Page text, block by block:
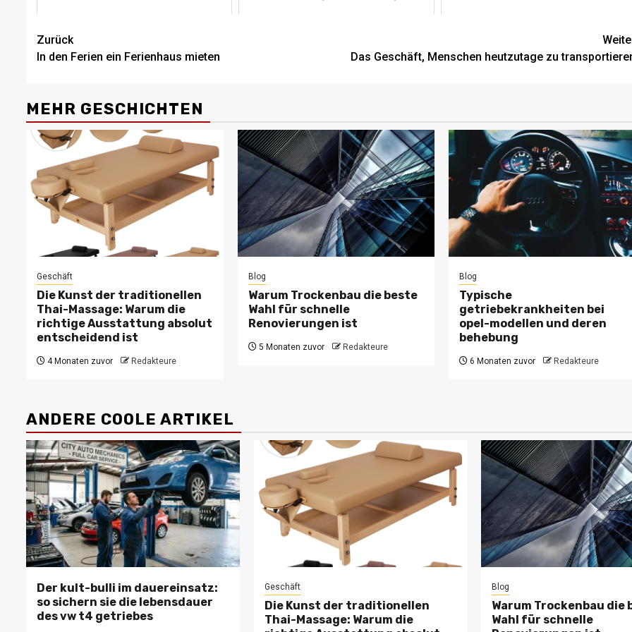
Beitragsnavigation
Zurück
In den Ferien ein Ferienhaus mieten
Das Geschäft, Menschen heutzutage zu
MEHR GESCHICHTEN
Geschäft
Die Kunst der traditionellen
Thai-Massage: Warum die
richtige Ausstattung absolut
entscheidend ist
4 Monaten zuvor Redakteure
Blog
Warum Trockenbau die beste
Wahl für schnelle
Renovierungen ist
5 Monaten zuvor Redakteure
Blog
Typische
getriebekrankheiten bei
opel-modellen und deren
behebung
6 Monaten zuvor Redakteure
ANDERE COOLE ARTIKEL
Der kult-bulli im dauereinsatz:
so sichern sie die lebensdauer
des vw t4 getriebes
Geschäft
Die Kunst der traditionellen
Thai-Massage: Warum die
Blog
Warum Trockenbau die
Wahl für schnelle